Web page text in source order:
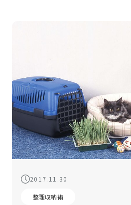
2017.11.30
整理収納術